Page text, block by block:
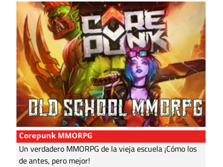
Corepunk MMORPG
Un verdadero MMORPG de la vieja escuela ¡Cómo los
de antes, pero mejor!